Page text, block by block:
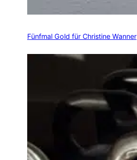
Fünfmal Gold für Christine Wanner